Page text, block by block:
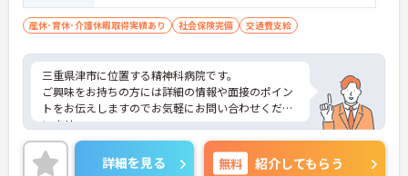
産休･育休･介護休暇取得実績あり 社会保険完備 交通費支給
三重県津市に位置する精神科病院です。
ご興味をお持ちの方には詳細の情報や面接のポイン
トをお伝えしますのでお気軽にお問い合わせくださ
いませ。
詳細を見る 無料 紹介してもらう